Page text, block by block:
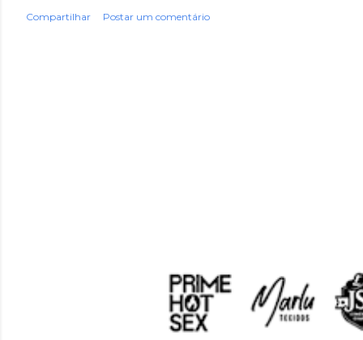
Compartilhar Postar um comentário